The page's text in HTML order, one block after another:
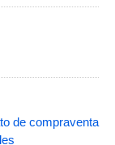
de compraventa